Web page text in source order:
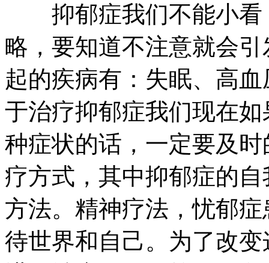
抑郁症我们不能小看
略，要知道不注意就会
起的疾病有：失眠、高
于治疗抑郁症我们现在
种症状的话，一定要及
疗方式，其中抑郁症的
方法。精神疗法，忧郁
待世界和自己。为了改